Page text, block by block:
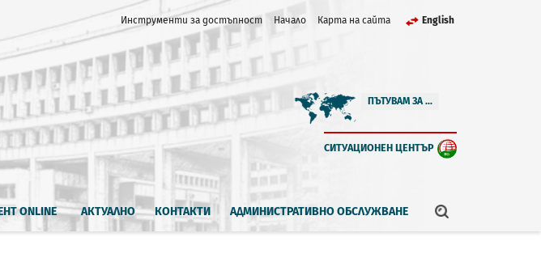
Инструменти за достъпност Начало Карта на сайта English
ПЪТУВАМ ЗА ...
СИТУАЦИОНЕН ЦЕНТЪР
ONLINE АКТУАЛНО КОНТАКТИ АДМИНИСТРАТИВНО ОБСЛУЖВАНЕ